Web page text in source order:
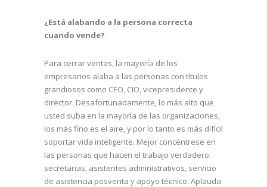
¿Está alabando a la persona correcta
cuando vende?
Para cerrar ventas, la mayoría de los
empresarios alaba a las personas con títulos
grandiosos como CEO, CIO, vicepresidente y
director. Desafortunadamente, lo más alto que
usted suba en la mayoría de las organizaciones,
los más fino es el aire, y por lo tanto es más difícil
soportar vida inteligente. Mejor concéntrese en
las personas que hacen el trabajo verdadero:
secretarias, asistentes administrativos, servicio
de asistencia posventa y apoyo técnico. Aplauda